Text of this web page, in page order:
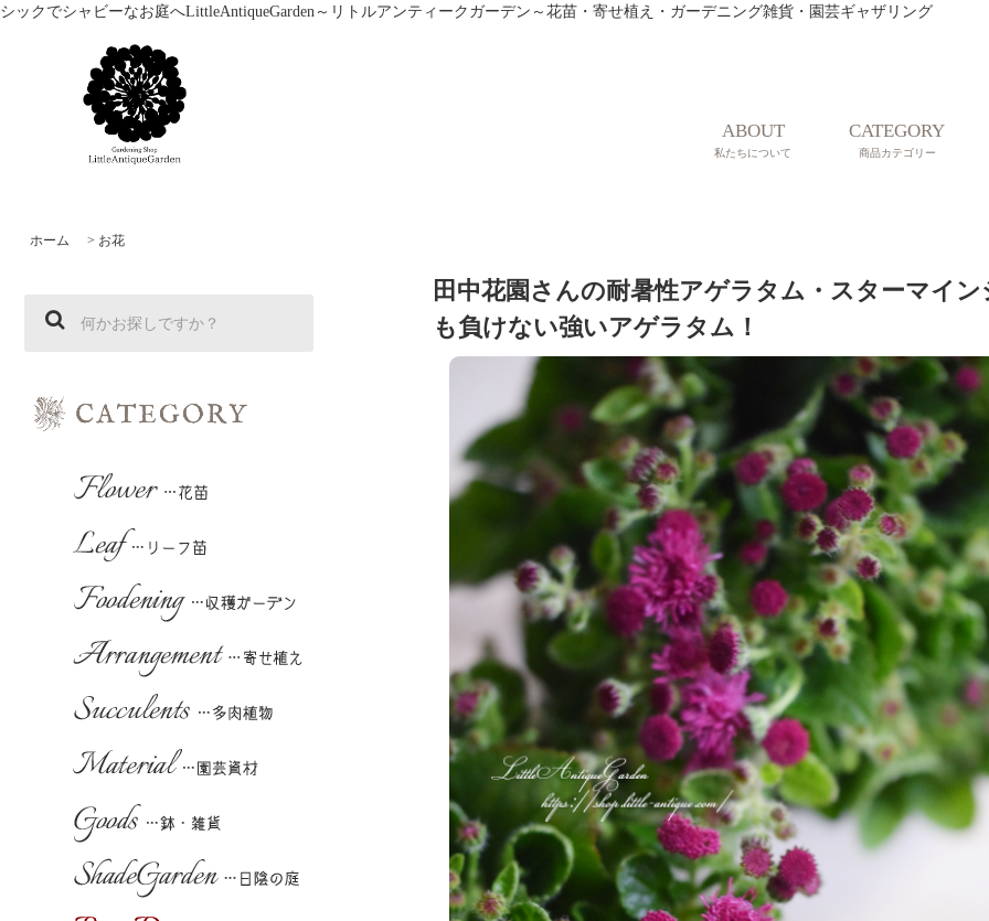
シックでシャビーなお庭へLittleAntiqueGarden～リトルアンティークガーデン～花苗・寄せ植え・ガーデニング雑貨・園芸ギャザリング
ABOUT
私たちについて
CATEGORY
商品カテゴリー
ホーム > お花
田中花園さんの耐暑性アゲラタム・スターマイ
も負けない強いアゲラタム！